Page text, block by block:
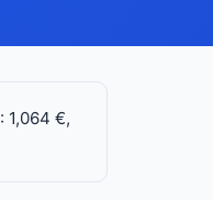
: 1,064 €,